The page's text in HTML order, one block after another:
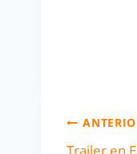
Trailer en